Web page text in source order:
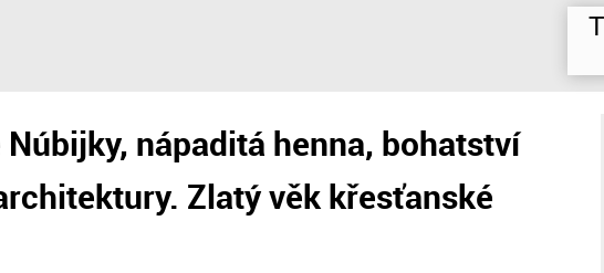
Núbijky, nápaditá henna, bohatství
Zlatý věk křesťanské